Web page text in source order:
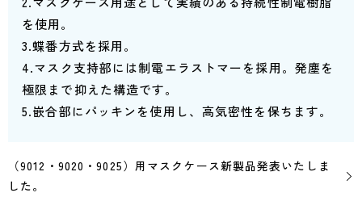
を使用。
3.蝶番方式を採用。
4.マスク支持部には制電エラストマーを採用。 発塵を
極限まで抑えた構造です。
5.嵌合部にパッキンを使用し、高気密性を保ちます。
（9012・9020・9025）用マスクケース新製品発表いたしま
した。